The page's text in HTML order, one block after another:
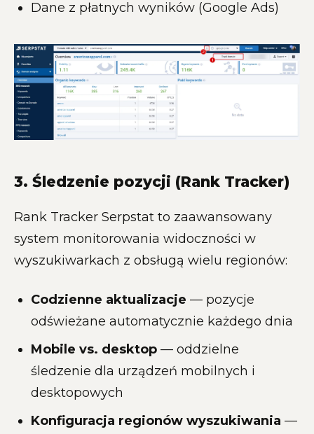
Dane z płatnych wyników (Google Ads)
3. Śledzenie pozycji (Rank Tracker)
Rank Tracker Serpstat to zaawansowany
system monitorowania widoczności w
wyszukiwarkach z obsługą wielu regionów:
Codzienne aktualizacje — pozycje
odświeżane automatycznie każdego dnia
Mobile vs. desktop — oddzielne
śledzenie dla urządzeń mobilnych i
desktopowych
Konfiguracja regionów wyszukiwania —